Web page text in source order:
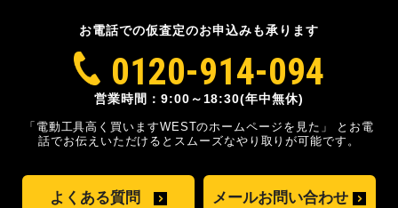
お電話での仮査定のお申込みも承ります
0120-914-094
営業時間：9:00～18:30(年中無休)
「電動工具高く買いますWESTのホームページを見た」
とお電
話でお伝えいただけるとスムーズなやり取りが可能です。
よくある質問 メールお問い合わせ